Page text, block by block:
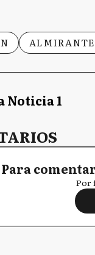
Noticia 1
Para
Por